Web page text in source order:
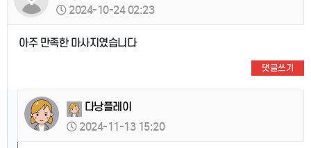
2024-10-24 02:23
아주 만족한 마사지였습니다
댓글쓰기
다낭플레이
2024-11-13 15:20